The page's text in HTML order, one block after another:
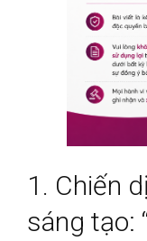
1. Chiến
sáng tạo: